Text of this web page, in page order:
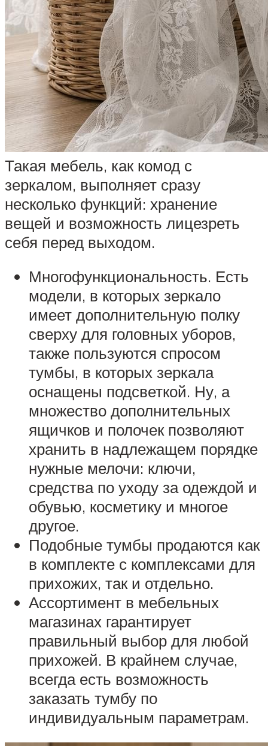
Такая мебель, как комод с
зеркалом, выполняет сразу
несколько функций: хранение
вещей и возможность лицезреть
себя перед выходом.
Многофункциональность. Есть
модели, в которых зеркало
имеет дополнительную полку
сверху для головных уборов,
также пользуются спросом
тумбы, в которых зеркала
оснащены подсветкой. Ну, а
множество дополнительных
ящичков и полочек позволяют
хранить в надлежащем порядке
нужные мелочи: ключи,
средства по уходу за одеждой и
обувью, косметику и многое
другое.
Подобные тумбы продаются как
в комплекте с комплексами для
прихожих, так и отдельно.
Ассортимент в мебельных
магазинах гарантирует
правильный выбор для любой
прихожей. В крайнем случае,
всегда есть возможность
заказать тумбу по
индивидуальным параметрам.